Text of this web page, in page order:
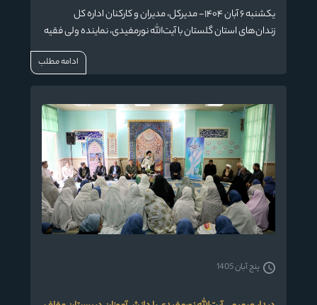
یکشنبه ۶ آبان ۱۴۰۴- مدیرکل، مدیران و کارکنان اداره کل
زندان‌های استان گلستان با آیت‌الله نورمفیدی، نماینده ولی فقیه
در استان و امام جمعه گرگان، دیدار کردند. ایشان در این دیدار بر
اهمیت نگاه تربیتی و اخلاقی در مدیریت زندان‌ها تأکید کردند.
ادامه مطلب
پنج آبان 1405